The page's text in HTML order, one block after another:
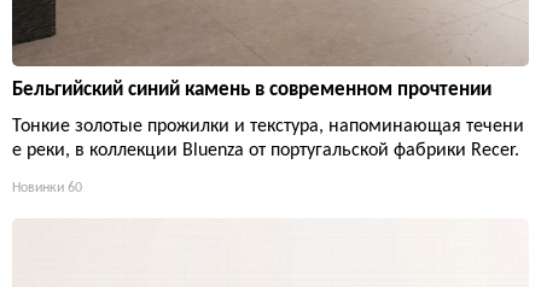
Бельгийский синий камень в современном прочтении
Тонкие золотые прожилки и текстура, напоминающая течени
е реки, в коллекции Bluenza от португальской фабрики Recer.
Новинки 60